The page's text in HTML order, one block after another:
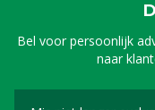
Bel voor persoonlijk
naar